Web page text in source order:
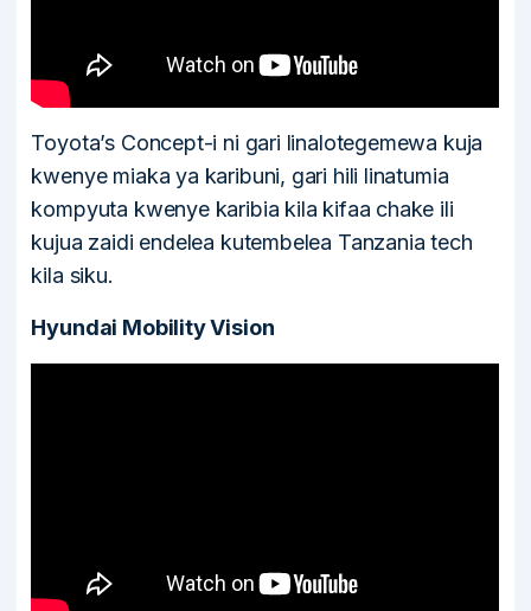
Toyota’s Concept-i ni gari linalotegemewa kuja
kwenye miaka ya karibuni, gari hili linatumia
kompyuta kwenye karibia kila kifaa chake ili
kujua zaidi endelea kutembelea Tanzania tech
kila siku.
Hyundai Mobility Vision